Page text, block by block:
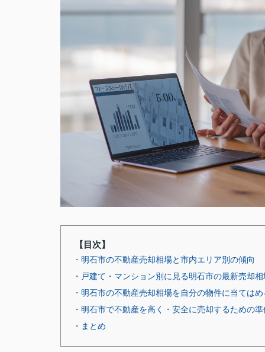
【目次】
・明石市の不動産売却相場と市内エリア別の傾向
・戸建て・マンション別に見る明石市の最新売却相
・明石市の不動産売却相場を自分の物件に当ては
・明石市で不動産を高く・安全に売却するための準
・まとめ